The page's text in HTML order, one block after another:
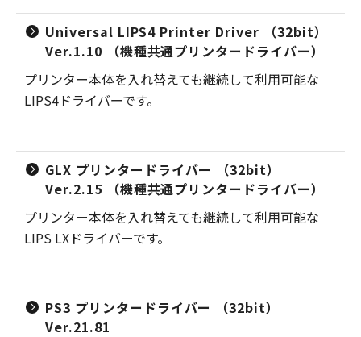
Universal LIPS4 Printer Driver （32bit）
Ver.1.10 （機種共通プリンタードライバー）
プリンター本体を入れ替えても継続して利用可能な
LIPS4ドライバーです。
GLX プリンタードライバー （32bit）
Ver.2.15 （機種共通プリンタードライバー）
プリンター本体を入れ替えても継続して利用可能な
LIPS LXドライバーです。
PS3 プリンタードライバー （32bit）
Ver.21.81